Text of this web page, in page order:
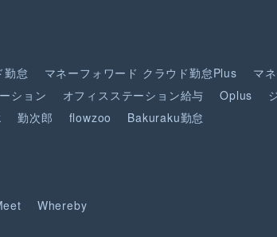
勤怠 マネーフォワード クラウド勤怠Plus マ
ション オフィスステーション給与 Oplus
勤次郎 flowzoo Bakuraku勤怠
Whereby